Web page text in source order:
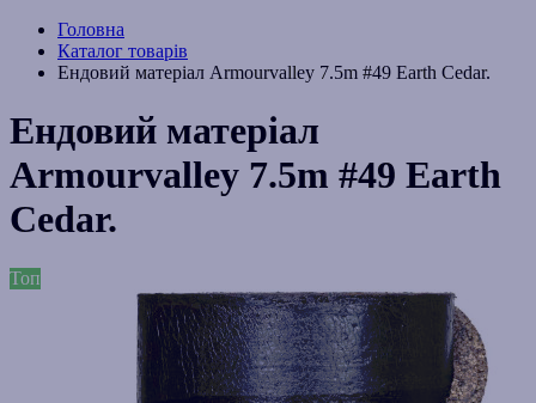
Головна
Каталог товарів
Ендовий матеріал Armourvalley 7.5m #49 Earth Cedar.
Ендовий матеріал
Armourvalley 7.5m #49 Earth
Cedar.
Топ